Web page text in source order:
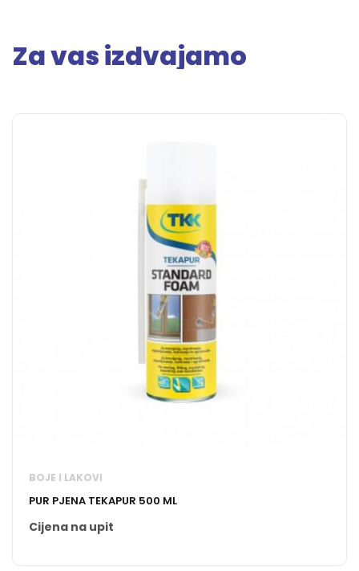
Za vas izdvajamo
BOJE I LAKOVI
PUR PJENA TEKAPUR 500 ML
Cijena na upit